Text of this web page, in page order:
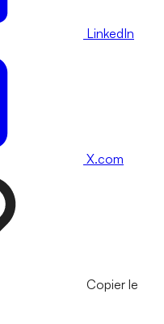
LinkedIn
X.com
Copier le